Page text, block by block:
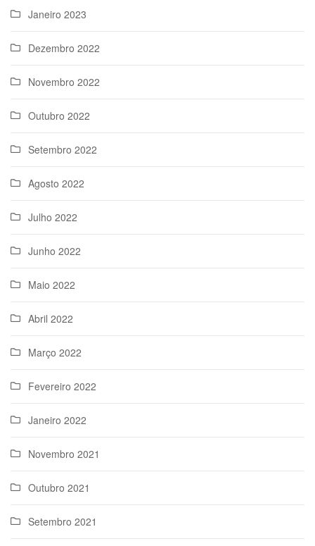
Janeiro 2023
Dezembro 2022
Novembro 2022
Outubro 2022
Setembro 2022
Agosto 2022
Julho 2022
Junho 2022
Maio 2022
Abril 2022
Março 2022
Fevereiro 2022
Janeiro 2022
Novembro 2021
Outubro 2021
Setembro 2021